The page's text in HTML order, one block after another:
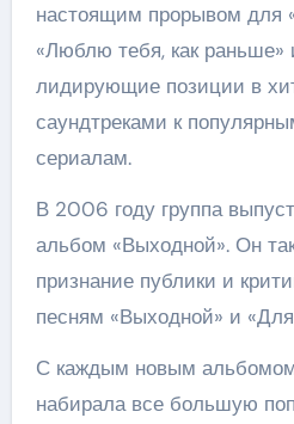
настоящим прорывом для
«Люблю тебя, как раньше»
лидирующие позиции в
саундтреками к
сериалам.
В 2006 году группа
альбом «Выходной». Он
признание публики и
песням «Выходной» и
С каждым новым альбомом
набирала все большую